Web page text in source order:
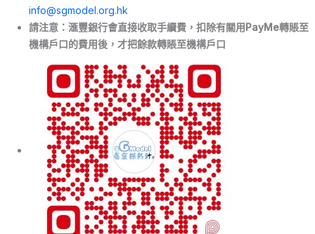
info@sgmodel.org.hk
請注意：滙豐銀行會直接收取手續費，扣除有關用PayMe轉賬至
機構戶口的費用後，才把餘款轉賬至機構戶口